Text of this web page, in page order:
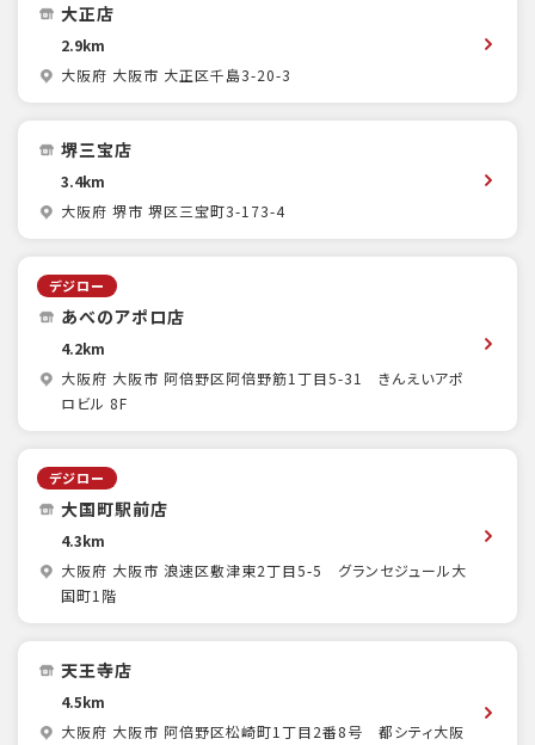
大正店
2.9km
大阪府 大阪市 大正区千島3-20-3
堺三宝店
3.4km
大阪府 堺市 堺区三宝町3-173-4
デジロー
あべのアポロ店
4.2km
大阪府 大阪市 阿倍野区阿倍野筋1丁目5-31 きんえいアポ
ロビル 8F
デジロー
大国町駅前店
4.3km
大阪府 大阪市 浪速区敷津東2丁目5-5 グランセジュール大
国町1階
天王寺店
4.5km
大阪府 大阪市 阿倍野区松崎町1丁目2番8号 都シティ大阪